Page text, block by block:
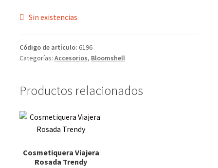
Sin existencias
Código de artículo: 6196
Categorías: Accesorios, Bloomshell
Productos relacionados
Cosmetiquera Viajera
Rosada Trendy